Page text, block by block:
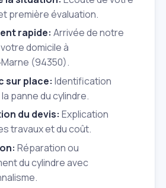
première évaluation.
rapide: Arrivée de notre
domicile à
(94350).
sur place: Identification
panne du cylindre.
du devis: Explication
travaux et du coût.
Réparation ou
du cylindre avec